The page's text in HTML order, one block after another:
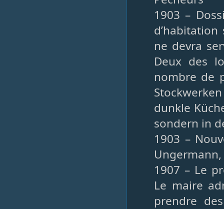
1903 –
ne devra
Deux des
nombre de
dunkle
sondern in
1903 –
1907 – Le
Le maire
prendre